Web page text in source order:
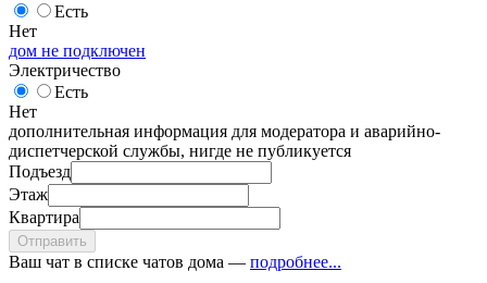
Есть
Нет
дом не подключен
Электричество
Есть
Нет
дополнительная информация для модератора и аварийно-
диспетчерской службы, нигде не публикуется
Подъезд
Этаж
Квартира
Отправить
Ваш чат в списке чатов дома — подробнее...